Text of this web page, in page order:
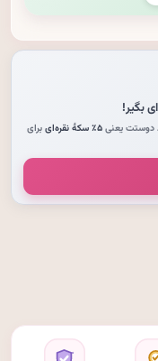
بگیر!
دوستت یعنی۵٪ سکهٔ نقره‌ای
برای